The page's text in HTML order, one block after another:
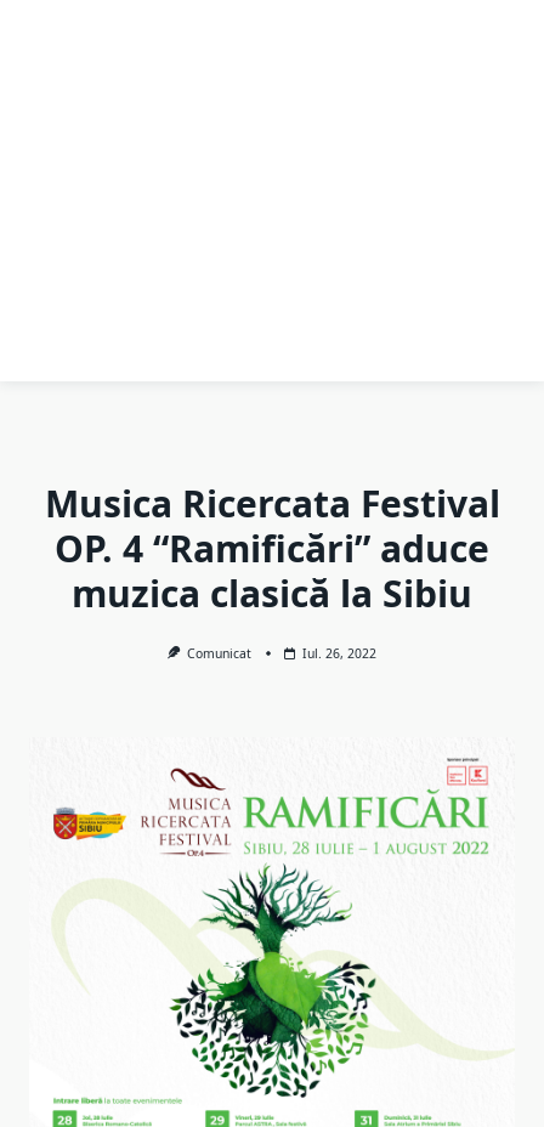
Musica Ricercata Festival
OP. 4 “Ramificări” aduce
muzica clasică la Sibiu
Comunicat Iul. 26, 2022